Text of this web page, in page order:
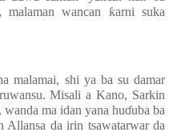
wancan ƙarni suka
malamai, shi ya ba su damar
Misali a Kano, Sarkin
ma idan yana huɗuba ba
Allansa da irin tsawatarwar da